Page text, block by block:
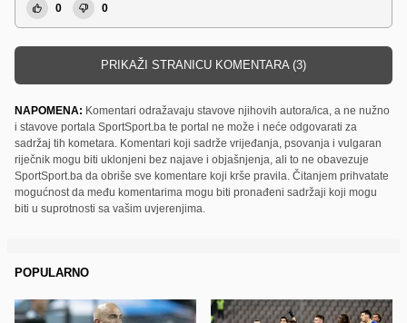
0 0
PRIKAŽI STRANICU KOMENTARA (3)
NAPOMENA: Komentari odražavaju stavove njihovih autora/ica, a ne nužno
i stavove portala SportSport.ba te portal ne može i neće odgovarati za
sadržaj tih kometara. Komentari koji sadrže vrijeđanja, psovanja i vulgaran
riječnik mogu biti uklonjeni bez najave i objašnjenja, ali to ne obavezuje
SportSport.ba da obriše sve komentare koji krše pravila. Čitanjem prihvatate
mogućnost da među komentarima mogu biti pronađeni sadržaji koji mogu
biti u suprotnosti sa vašim uvjerenjima.
POPULARNO